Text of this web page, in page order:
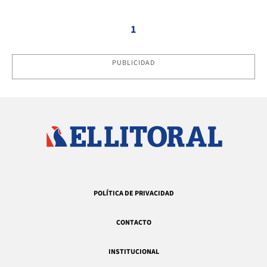
1
PUBLICIDAD
POLÍTICA DE PRIVACIDAD
CONTACTO
INSTITUCIONAL